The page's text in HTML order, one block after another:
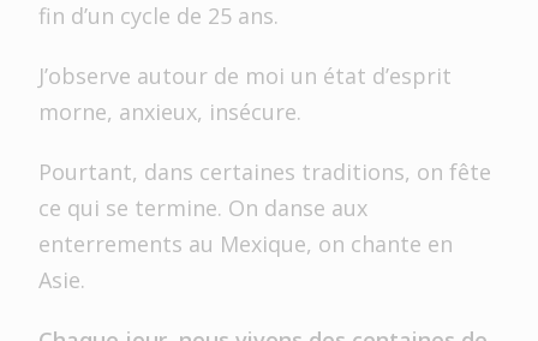
fin d’un cycle de 25 ans.
J’observe autour de moi un état d’esprit
morne, anxieux, insécure.
Pourtant, dans certaines traditions, on fête
ce qui se termine. On danse aux
enterrements au Mexique, on chante en
Asie.